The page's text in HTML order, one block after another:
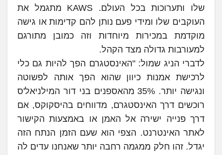
שלו ותערוכות בכל העולם. KAWS מתגמל את
העוקבים שלו ומידי פעם נותן להם קדימות או גישה
מוקדמת במכירות מיוחדות וזה כמובן מתורגם
למעורבות גדולה מצד הקהל.
לדברי הניג שמול: "האינסטגרם הפך להיות גם כלי
לרכישת אמנות כיוון שהוא הפך אותה לפשוטה
ונגישה יותר. 35% מהאספנים בני דור המילניאל'ס
רוכשים דרך האינסטגרם, מדווחים בהיסקוקס, אם
דרך פנייה ישירה אל האמן או באמצעות הקישור
לאתר האינטרנט. הצפי הוא שעם הזמן הנתח הזה
יגדל. זהו חלק ממגמה רחבה יותר שאנחנו עדים לה